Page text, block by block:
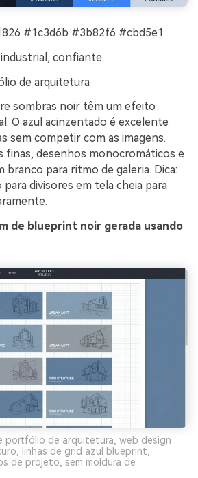
#1c3d6b #3b82f6 #cbd5e1
confiante
de arquitetura
sombras noir têm um efeito
O azul acinzentado é excelente
sem competir com as imagens.
finas, desenhos monocromáticos e
branco para ritmo de galeria. Dica:
divisores em tela cheia para
de blueprint noir gerada usando
portfólio de arquitetura, web design
linhas de grid azul blueprint,
de projeto, sem moldura de